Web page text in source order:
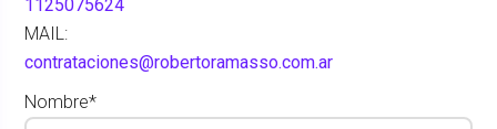
1125075624
MAIL:
contrataciones@robertoramasso.com.ar
Nombre*